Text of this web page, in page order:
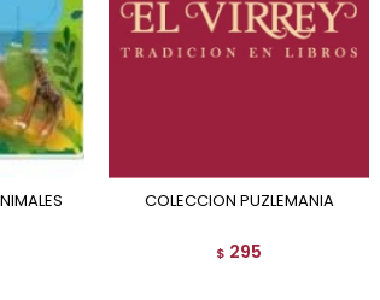
COLECCION PUZLEMANIA
$ 295